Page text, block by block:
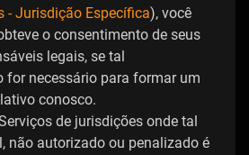
- Jurisdição Específica), você
o consentimento de seus
​​legais, se tal
for necessário para formar um
conosco.
de jurisdições onde tal
não autorizado ou penalizado é